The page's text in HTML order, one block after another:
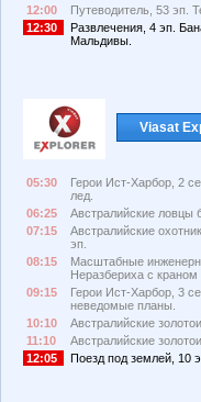
12:00
Путеводитель, 53 эп.
12:30
Развлечения, 4 эп.
Мальдивы.
Viasat
05:30
Герои Ист-Харбор, 2
лед.
06:25
Австралийские ловцы
07:15
Австралийские
эп.
08:15
Масштабные
Неразбериха с краном
09:15
Герои Ист-Харбор, 3
неведомые планы.
10:10
Австралийские
11:10
Австралийские
12:05
Поезд под землей, 10